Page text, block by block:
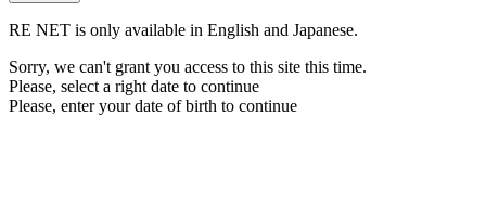
RE NET is only available in English and Japanese.
Sorry, we can't grant you access to this site this time.
Please, select a right date to continue
Please, enter your date of birth to continue